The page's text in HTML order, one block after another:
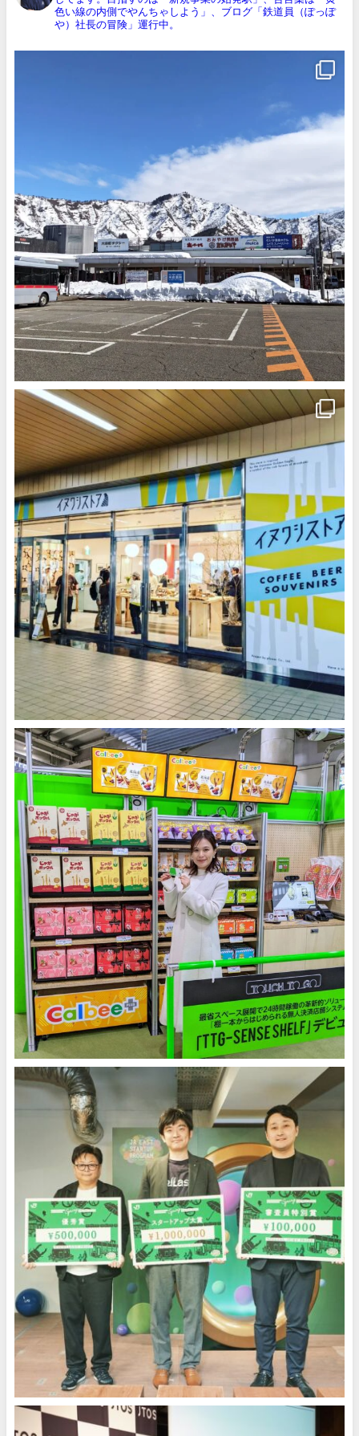
色い線の内側でやんちゃしよう」、ブログ「鉄道員（ぽっぽ
や）社長の冒険」運行中。